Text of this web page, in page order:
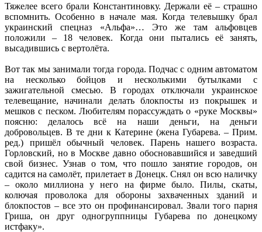
Тяжелее всего брали Константиновку. Держали её – страшно
вспомнить. Особенно в начале мая. Когда телевышку брал
украинский спецназ «Альфа»… Это же там альфовцев
положили – 18 человек. Когда они пытались её занять,
высадившись с вертолёта.
Вот так мы занимали тогда города. Подчас с одним автоматом
на несколько бойцов и несколькими бутылками с
зажигательной смесью. В городах отключали украинское
телевещание, начинали делать блокпосты из покрышек и
мешков с песком. Любителям порассуждать о «руке Москвы»
поясню: делалось всё на наши деньги, на деньги
добровольцев. В те дни к Катерине (жена Губарева. – Прим.
ред.) пришёл обычный человек. Парень нашего возраста.
Горловский, но в Москве давно обосновавшийся и заведший
свой бизнес. Узнав о том, что пошло занятие городов, он
садится на самолёт, прилетает в Донецк. Снял он всю наличку
– около миллиона у него на фирме было. Пилы, скаты,
колючая проволока для обороны захваченных зданий и
блокпостов – все это он профинансировал. Звали того парня
Гриша, он друг одногруппницы Губарева по донецкому
истфаку».